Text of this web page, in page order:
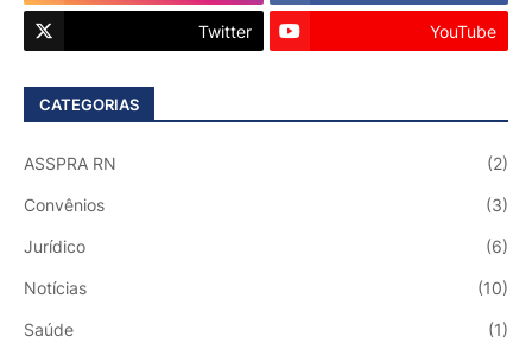
Twitter YouTube
CATEGORIAS
ASSPRA RN (2)
Convênios (3)
Jurídico (6)
Notícias (10)
Saúde (1)